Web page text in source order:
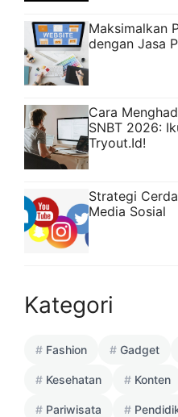
Maksimalkan
dengan Jasa
Cara
SNBT 2026:
Tryout.Id!
Strategi
Media Sosial
Kategori
Fashion Gadget
Kesehatan Konten
Pariwisata